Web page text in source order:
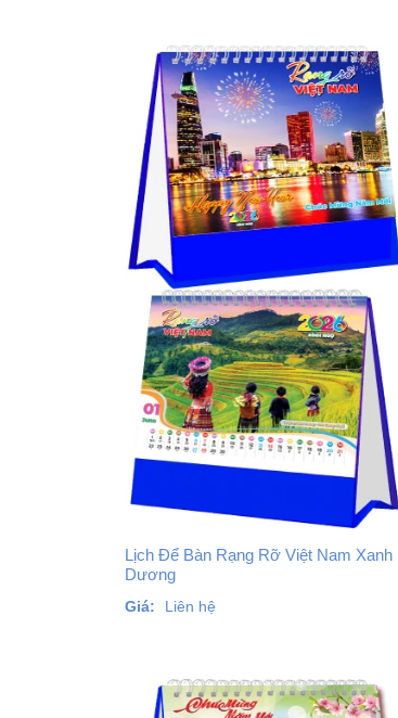
Lịch Để Bàn Rạng Rỡ Việt Nam Xanh
Dương
Giá: Liên hệ